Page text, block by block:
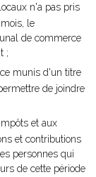
n'a pas pris
le
de commerce
;
munis d'un titre
de joindre
et aux
et contributions
personnes qui
de cette période